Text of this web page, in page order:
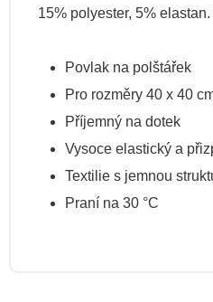
15% polyester, 5%
Povlak na polštářek
Pro rozměry 40 x 40
Příjemný na dotek
Vysoce elastický a
Textilie s jemnou
Praní na 30 °C